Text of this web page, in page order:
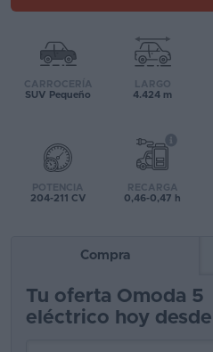
Ofertas
Asistente
Comparador
CARROCERÍA
SUV Pequeño
LARGO
4.424 m
POTENCIA
204-211 CV
RECARGA
0,46-0,47 h
Compra
Tu oferta Omoda 5
eléctrico hoy desde